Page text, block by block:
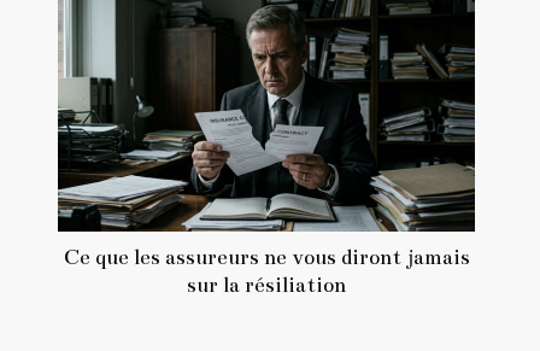
Ce que les assureurs ne vous diront jamais
sur la résiliation